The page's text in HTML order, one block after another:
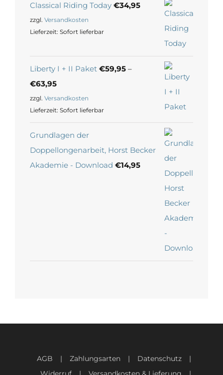
Classical Riding Today €34,95
zzgl. Versandkosten
Lieferzeit: Sofort lieferbar
Liberty I + II Paket €59,95 –
€63,95
zzgl. Versandkosten
Lieferzeit: Sofort lieferbar
Grundlagen der
Doppellongenarbeit, Horst Becker
Akademie - Download €14,95
AGB Zahlungsarten
Datenschutz